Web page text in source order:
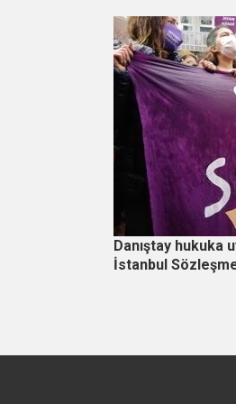
Danıştay hukuka
İstanbul